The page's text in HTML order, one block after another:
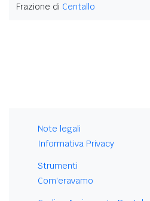
Frazione di Centallo
Note legali
Informativa Privacy
Strumenti
Com'eravamo